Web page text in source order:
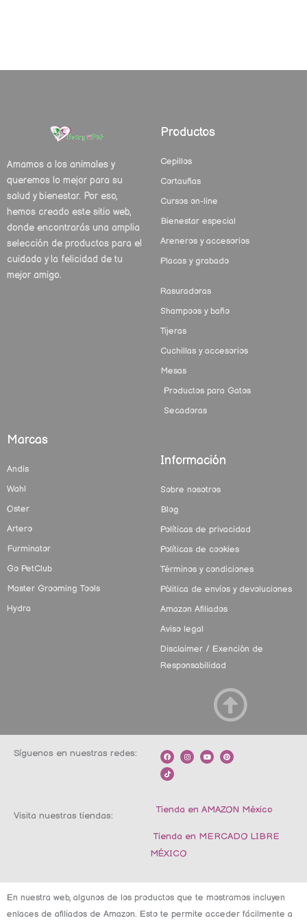
Amamos a los animales y
queremos lo mejor para su
salud y bienestar. Por eso,
hemos creado este sitio web,
donde encontrarás una amplia
selección de productos para el
cuidado y la felicidad de tu
mejor amigo.
Productos
Cepillos
Cortauñas
Cursos on-line
Bienestar especial
Areneros y accesorios
Placas y grabado
Rasuradoras
Shampoos y baño
Tijeras
Cuchillas y accesorios
Mesas
Productos para Gatos
Secadoras
Marcas
Andis
Wahl
Oster
Artero
Furminator
Go PetClub
Master Grooming Tools
Hydra
Información
Sobre nosotros
Blog
Políticas de privacidad
Políticas de cookies
Términos y condiciones
Pólitica de envíos y devoluciones
Amazon Afiliados
Aviso legal
Disclaimer / Exención de
Responsabilidad
Síguenos en nuestras redes:
F
a
c
e
b
I
n
s
m
Y
o
u
P
i
n
t
T
i
k
t
o
Visita nuestras tiendas:
Tienda en AMAZON México
Tienda en MERCADO LIBRE
MÉXICO
En nuestra web, algunos de los productos que te mostramos incluyen
enlaces de afiliados de Amazon. Esto te permite acceder fácilmente a